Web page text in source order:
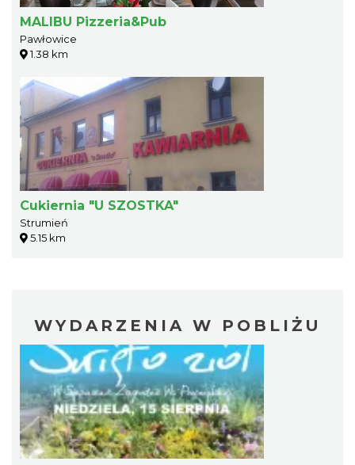
MALIBU Pizzeria&Pub
Pawłowice
1.38 km
Cukiernia "U SZOSTKA"
Strumień
5.15 km
WYDARZENIA W POBLIŻU